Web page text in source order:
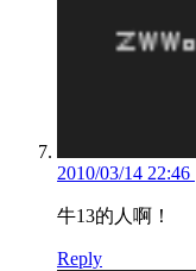
2010/03/14 22:46
牛13的人啊！
Reply